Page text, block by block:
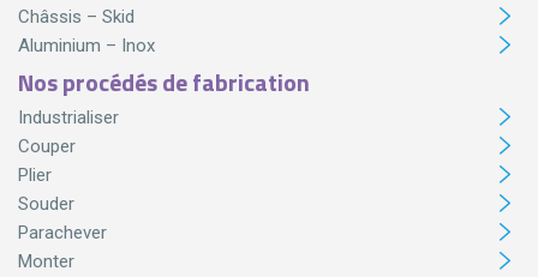
Châssis – Skid
Aluminium – Inox
Nos procédés de fabrication
Industrialiser
Couper
Plier
Souder
Parachever
Monter